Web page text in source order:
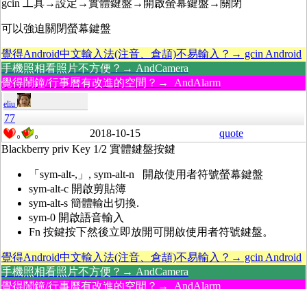
gcin 工具→設定→實體鍵盤→開啟螢幕鍵盤→關閉
可以強迫關閉螢幕鍵盤
覺得Android中文輸入法(注音、倉頡)不易輸入？→ gcin Android
手機照相看照片不方便？→ AndCamera
覺得鬧鐘/行事曆有改進的空間？→ AndAlarm
eliu
77
0 0 2018-10-15
quote
Blackberry priv Key 1/2 實體鍵盤按鍵
「sym-alt-,」, sym-alt-n 開啟使用者符號螢幕鍵盤
sym-alt-c 開啟剪貼簿
sym-alt-s 簡體輸出切換.
sym-0 開啟語音輸入
Fn 按鍵按下然後立即放開可開啟使用者符號鍵盤。
覺得Android中文輸入法(注音、倉頡)不易輸入？→ gcin Android
手機照相看照片不方便？→ AndCamera
覺得鬧鐘/行事曆有改進的空間？→ AndAlarm